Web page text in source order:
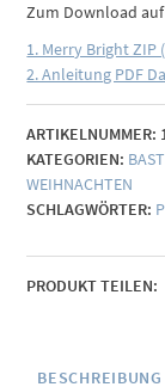
Zum Download
1. Merry Bright ZIP
2. Anleitung PDF
ARTIKELNUMMER:
KATEGORIEN:
WEIHNACHTEN
SCHLAGWÖRTER:
PRODUKT TEILEN:
BESCHREIBUNG